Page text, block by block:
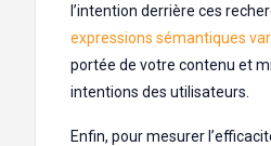
l’intention derrière ces
expressions sémantiques
portée de votre contenu et
intentions des utilisateurs.
Enfin, pour mesurer